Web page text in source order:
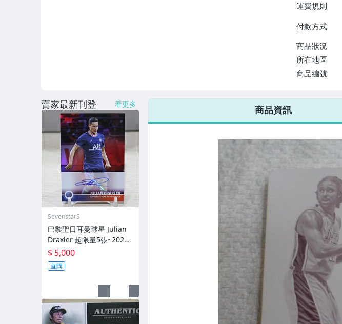
運費規則
付款方式
商品狀況
所在地區
商品編號
商品資訊
賣家最新刊登 看更多
SevenstarS
巴黎聖日耳曼球星 Julian
Draxler 超限量5張~2021-
22 Topps Paris Saint-Ger
main SSP 亮面簽名卡~
$ 5,000
直購